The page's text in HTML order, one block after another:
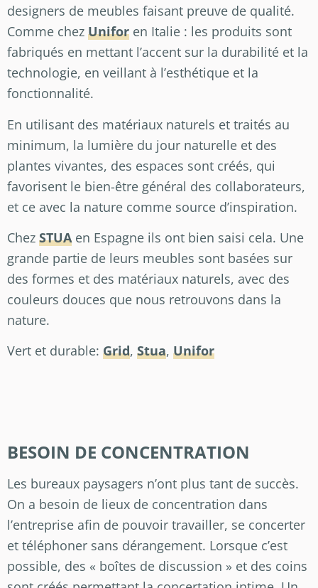
designers de meubles faisant preuve de qualité.
Comme chez Unifor en Italie : les produits sont
fabriqués en mettant l’accent sur la durabilité et la
technologie, en veillant à l’esthétique et la
fonctionnalité.
En utilisant des matériaux naturels et traités au
minimum, la lumière du jour naturelle et des
plantes vivantes, des espaces sont créés, qui
favorisent le bien-être général des collaborateurs,
et ce avec la nature comme source d’inspiration.
Chez STUAen Espagne ils ont bien saisi cela. Une
grande partie de leurs meubles sont basées sur
des formes et des matériaux naturels, avec des
couleurs douces que nous retrouvons dans la
nature.
Vert et durable: Grid, Stua, Unifor
BESOIN DE CONCENTRATION
Les bureaux paysagers n’ont plus tant de succès.
On a besoin de lieux de concentration dans
l’entreprise afin de pouvoir travailler, se concerter
et téléphoner sans dérangement. Lorsque c’est
possible, des « boîtes de discussion » et des coins